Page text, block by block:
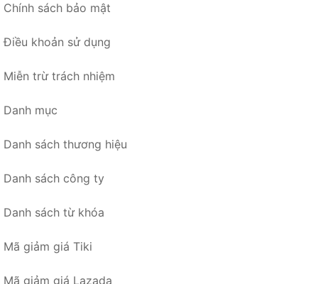
Chính sách bảo mật
Điều khoản sử dụng
Miễn trừ trách nhiệm
Danh mục
Danh sách thương hiệu
Danh sách công ty
Danh sách từ khóa
Mã giảm giá Tiki
Mã giảm giá Lazada